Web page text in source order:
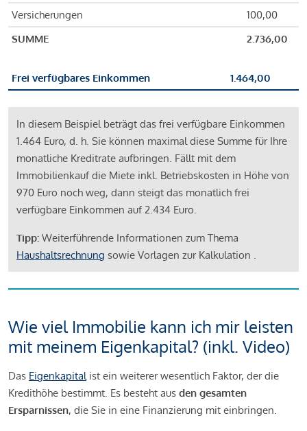
Versicherungen
100,00
SUMME
2.736,00
Frei verfügbares Einkommen 1.464,00
In diesem Beispiel beträgt das frei verfügbare Einkommen
1.464 Euro, d. h. Sie können maximal diese Summe für Ihre
monatliche Kreditrate aufbringen. Fällt mit dem
Immobilienkauf die Miete inkl. Betriebskosten in Höhe von
970 Euro noch weg, dann steigt das monatlich frei
verfügbare Einkommen auf 2.434 Euro.
Tipp: Weiterführende Informationen zum Thema
Haushaltsrechnung sowie Vorlagen zur Kalkulation .
Wie viel Immobilie kann ich mir leisten
mit meinem Eigenkapital? (inkl. Video)
Das Eigenkapitalist ein weiterer wesentlich Faktor, der die
Kredithöhe bestimmt. Es besteht aus den gesamten
Ersparnissen, die Sie in eine Finanzierung mit einbringen.